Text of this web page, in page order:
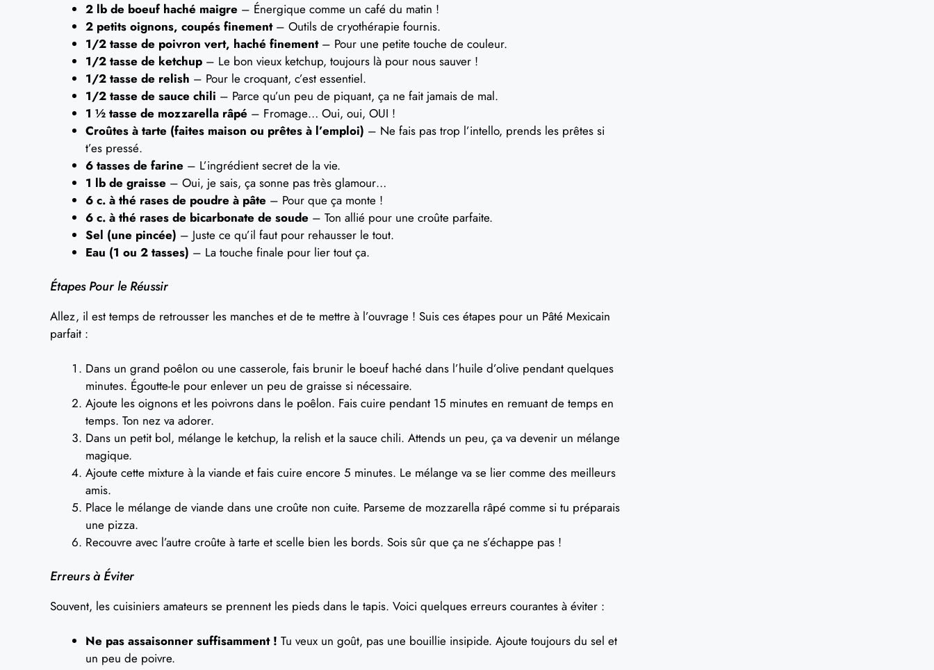
2 lb de boeuf haché maigre – Énergique comme un café du matin !
2 petits oignons, coupés finement– Outils de cryothérapie fournis.
1/2 tasse de poivron vert, haché finement– Pour une petite touche de couleur.
1/2 tasse de ketchup – Le bon vieux ketchup, toujours là pour nous sauver !
1/2 tasse de relish – Pour le croquant, c’est essentiel.
1/2 tasse de sauce chili – Parce qu’un peu de piquant, ça ne fait jamais de mal.
1 ½ tasse de mozzarella râpé – Fromage… Oui, oui, OUI !
Croûtes à tarte (faites maison ou prêtes à l’emploi) – Ne fais pas trop l’intello, prends les prêtes si
t’es pressé.
6 tasses de farine – L’ingrédient secret de la vie.
1 lb de graisse – Oui, je sais, ça sonne pas très glamour…
6 c. à thé rases de poudre à pâte – Pour que ça monte !
6 c. à thé rases de bicarbonate de soude – Ton allié pour une croûte parfaite.
Sel (une pincée) – Juste ce qu’il faut pour rehausser le tout.
Eau (1 ou 2 tasses) – La touche finale pour lier tout ça.
Étapes Pour le Réussir
Allez, il est temps de retrousser les manches et de te mettre à l’ouvrage ! Suis ces étapes pour un Pâté Mexicain
parfait :
Dans un grand poêlon ou une casserole, fais brunir le boeuf haché dans l’huile d’olive pendant quelques
minutes. Égoutte-le pour enlever un peu de graisse si nécessaire.
Ajoute les oignons et les poivrons dans le poêlon. Fais cuire pendant 15 minutes en remuant de temps en
temps. Ton nez va adorer.
Dans un petit bol, mélange le ketchup, la relish et la sauce chili. Attends un peu, ça va devenir un mélange
magique.
Ajoute cette mixture à la viande et fais cuire encore 5 minutes. Le mélange va se lier comme des meilleurs
amis.
Place le mélange de viande dans une croûte non cuite. Parseme de mozzarella râpé comme si tu préparais
une pizza.
Recouvre avec l’autre croûte à tarte et scelle bien les bords. Sois sûr que ça ne s’échappe pas !
Erreurs à Éviter
Souvent, les cuisiniers amateurs se prennent les pieds dans le tapis. Voici quelques erreurs courantes à éviter :
Ne pas assaisonner suffisamment ! Tu veux un goût, pas une bouillie insipide. Ajoute toujours du sel et
un peu de poivre.